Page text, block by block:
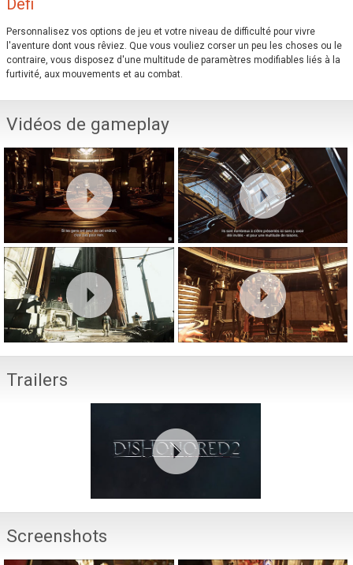
Défi
Personnalisez vos options de jeu et votre niveau de difficulté pour vivre
l'aventure dont vous rêviez. Que vous vouliez corser un peu les choses ou le
contraire, vous disposez d'une multitude de paramètres modifiables liés à la
furtivité, aux mouvements et au combat.
Vidéos de gameplay
Trailers
Screenshots